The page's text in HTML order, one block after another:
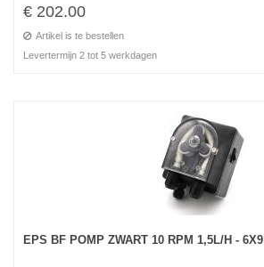
€ 202.00
Artikel is te bestellen
Levertermijn 2 tot 5 werkdagen
EPS BF POMP ZWART 10 RPM 1,5L/H - 6X9